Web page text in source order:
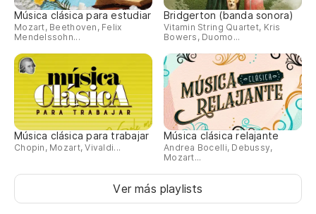
Música clásica para estudiar
Mozart, Beethoven, Felix
Mendelssohn...
Bridgerton (banda sonora)
Vitamin String Quartet, Kris
Bowers, Duomo...
Música clásica para trabajar
Chopin, Mozart, Vivaldi...
Música clásica relajante
Andrea Bocelli, Debussy,
Mozart...
Ver más playlists